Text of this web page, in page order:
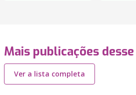
Mais publicações
Ver a lista completa